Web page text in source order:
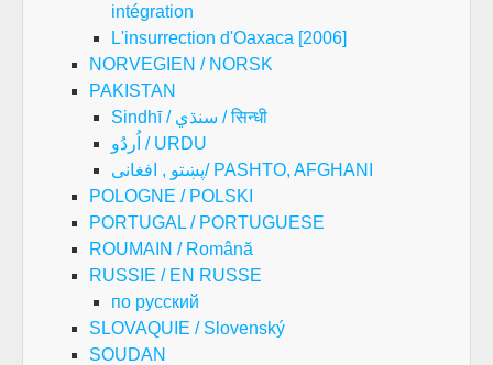
intégration
L'insurrection d'Oaxaca [2006]
NORVEGIEN / NORSK
PAKISTAN
Sindhī / سنڌي / सिन्धी
اُردُو / URDU
پښتو , افغانی/ PASHTO, AFGHANI
POLOGNE / POLSKI
PORTUGAL / PORTUGUESE
ROUMAIN / Română
RUSSIE / EN RUSSE
по русский
SLOVAQUIE / Slovenský
SOUDAN